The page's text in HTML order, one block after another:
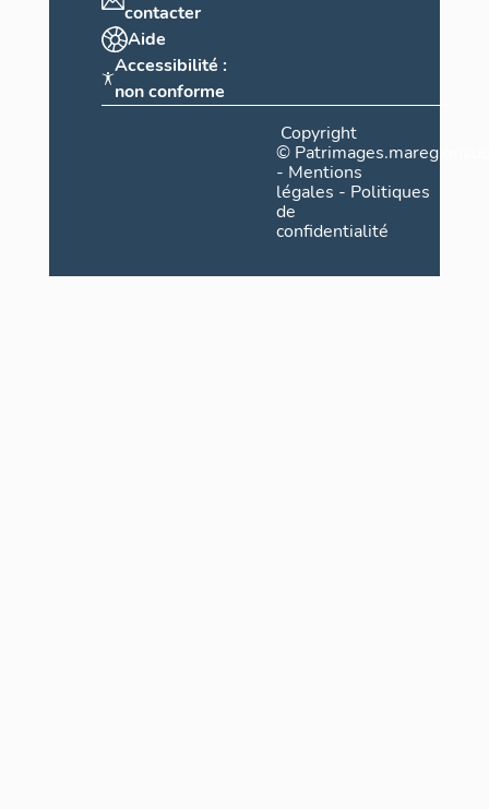
contacter
Aide
Accessibilité :
non conforme
Copyright
©
- Mentions
légales - Politiques
de
confidentialité